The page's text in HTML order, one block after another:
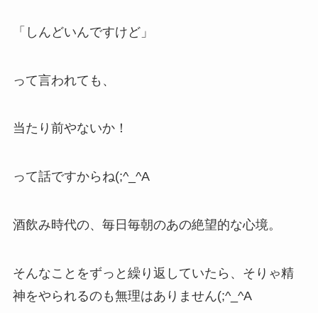
「しんどいんですけど」
って言われても、
当たり前やないか！
って話ですからね(;^_^A
酒飲み時代の、毎日毎朝のあの絶望的な心境。
そんなことをずっと繰り返していたら、そりゃ精
神をやられるのも無理はありません(;^_^A